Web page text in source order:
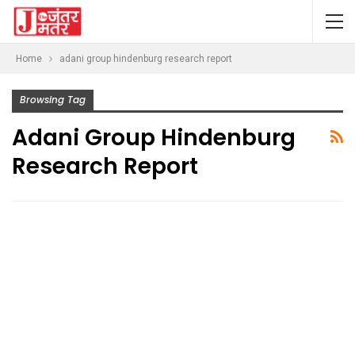
Home adani group hindenburg research report
Browsing Tag
Adani Group Hindenburg
Research Report